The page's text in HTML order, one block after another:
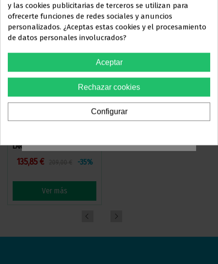
Este sitio web está dirigidoen
exclusivaa
PROFESIONALES DEL
SECTOR
ODONTOLÓGICO
Debes confirmar que eres
profesional dental
Inicio
LARGO HU-FRIEDY 678-101L
135,85 € -35%
Ver más
FINAS HU-FRIEDY 678-202
y las cookies publicitarias de terceros se utilizan para
ofrecerte funciones de redes sociales y anuncios
personalizados. ¿Aceptas estas cookies y el procesamiento
de datos personales involucrados?
Aceptar
Rechazar cookies
Configurar